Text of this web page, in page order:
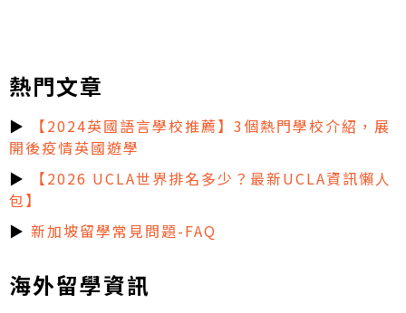
熱門文章
▶
【2024英國語言學校推薦】3個熱門學校介紹，展
開後疫情英國遊學
▶
【2026 UCLA世界排名多少？最新UCLA資訊懶人
包】
▶ 新加坡留學常見問題-FAQ
海外留學資訊